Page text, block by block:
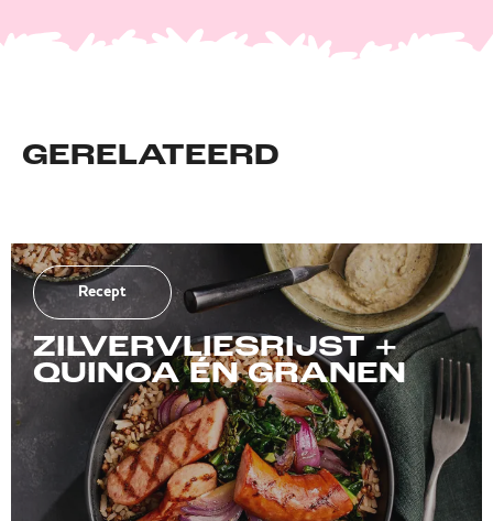
GERELATEERD
Recept
ZILVERVLIESRIJST +
QUINOA ÉN GRANEN